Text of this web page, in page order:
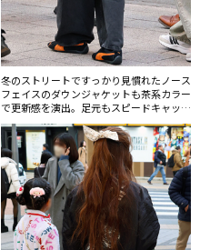
冬のストリートですっかり見慣れたノース
フェイスのダウンジャケットも茶系カラー
で更新感を演出。足元もスピードキャット
に履き替えてフレッシュに。